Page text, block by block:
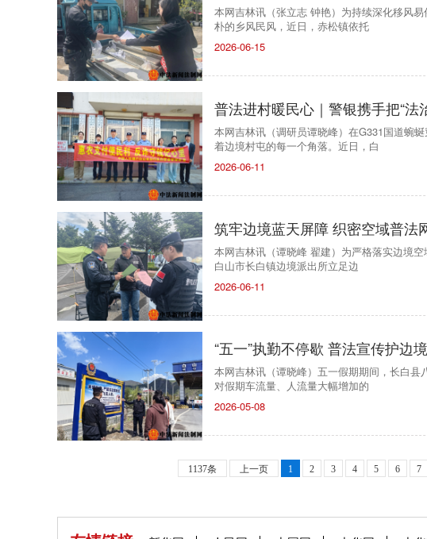
本网吉林讯（张立志 钟艳）为持续深化移风
朴的乡风民风，近日，赤松镇依托
2026-06-15
普法进村暖民心｜警银携手把“法
本网吉林讯（调研员谭晓峰）在G331国道蜿
着边境村屯的每一个角落。近日，白
2026-06-11
筑牢边境蓝天屏障 织密空域普法
本网吉林讯（谭晓峰 翟建）为严格落实边境
白山市长白镇边境派出所立足边
2026-06-11
“五一”执勤不停歇 普法宣传护边境
本网吉林讯（谭晓峰）五一假期期间，长白
对假期车流量、人流量大幅增加的
2026-05-08
1137条 上一页 1 2 3 4 5 6 7